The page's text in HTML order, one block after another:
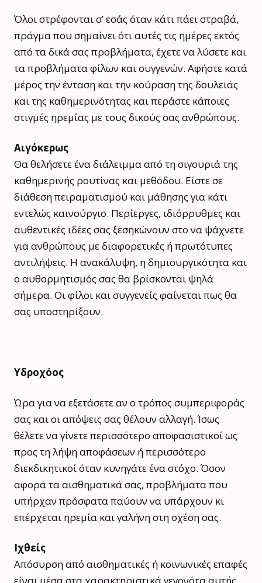
Όλοι στρέφονται σ’ εσάς όταν κάτι πάει στραβά,
πράγμα που σημαίνει ότι αυτές τις ημέρες εκτός
από τα δικά σας προβλήματα, έχετε να λύσετε και
τα προβλήματα φίλων και συγγενών. Αφήστε κατά
μέρος την ένταση και την κούραση της δουλειάς
και της καθημερινότητας και περάστε κάποιες
στιγμές ηρεμίας με τους δικούς σας ανθρώπους.
Αιγόκερως
Θα θελήσετε ένα διάλειμμα από τη σιγουριά της
καθημερινής ρουτίνας και μεθόδου. Είστε σε
διάθεση πειραματισμού και μάθησης για κάτι
εντελώς καινούργιο. Περίεργες, ιδιόρρυθμες και
αυθεντικές ιδέες σας ξεσηκώνουν στο να ψάχνετε
για ανθρώπους με διαφορετικές ή πρωτότυπες
αντιλήψεις. Η ανακάλυψη, η δημιουργικότητα και
ο αυθορμητισμός σας θα βρίσκονται ψηλά
σήμερα. Οι φίλοι και συγγενείς φαίνεται πως θα
σας υποστηρίξουν.
Υδροχόος
Ώρα για να εξετάσετε αν ο τρόπος συμπεριφοράς
σας και οι απόψεις σας θέλουν αλλαγή. Ίσως
θέλετε να γίνετε περισσότερο αποφασιστικοί ως
προς τη λήψη αποφάσεων ή περισσότερο
διεκδικητικοί όταν κυνηγάτε ένα στόχο. Όσον
αφορά τα αισθηματικά σας, προβλήματα που
υπήρχαν πρόσφατα παύουν να υπάρχουν κι
επέρχεται ηρεμία και γαλήνη στη σχέση σας.
Ιχθείς
Απόσυρση από αισθηματικές ή κοινωνικές επαφές
είναι μέσα στα χαρακτηριστικά γεγονότα αυτής